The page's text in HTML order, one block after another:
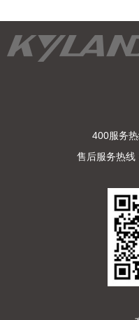
400服务
售后服务热